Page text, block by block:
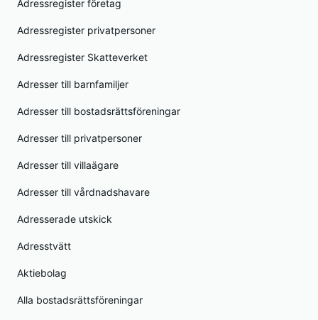
Adressregister företag
Adressregister privatpersoner
Adressregister Skatteverket
Adresser till barnfamiljer
Adresser till bostadsrättsföreningar
Adresser till privatpersoner
Adresser till villaägare
Adresser till vårdnadshavare
Adresserade utskick
Adresstvätt
Aktiebolag
Alla bostadsrättsföreningar